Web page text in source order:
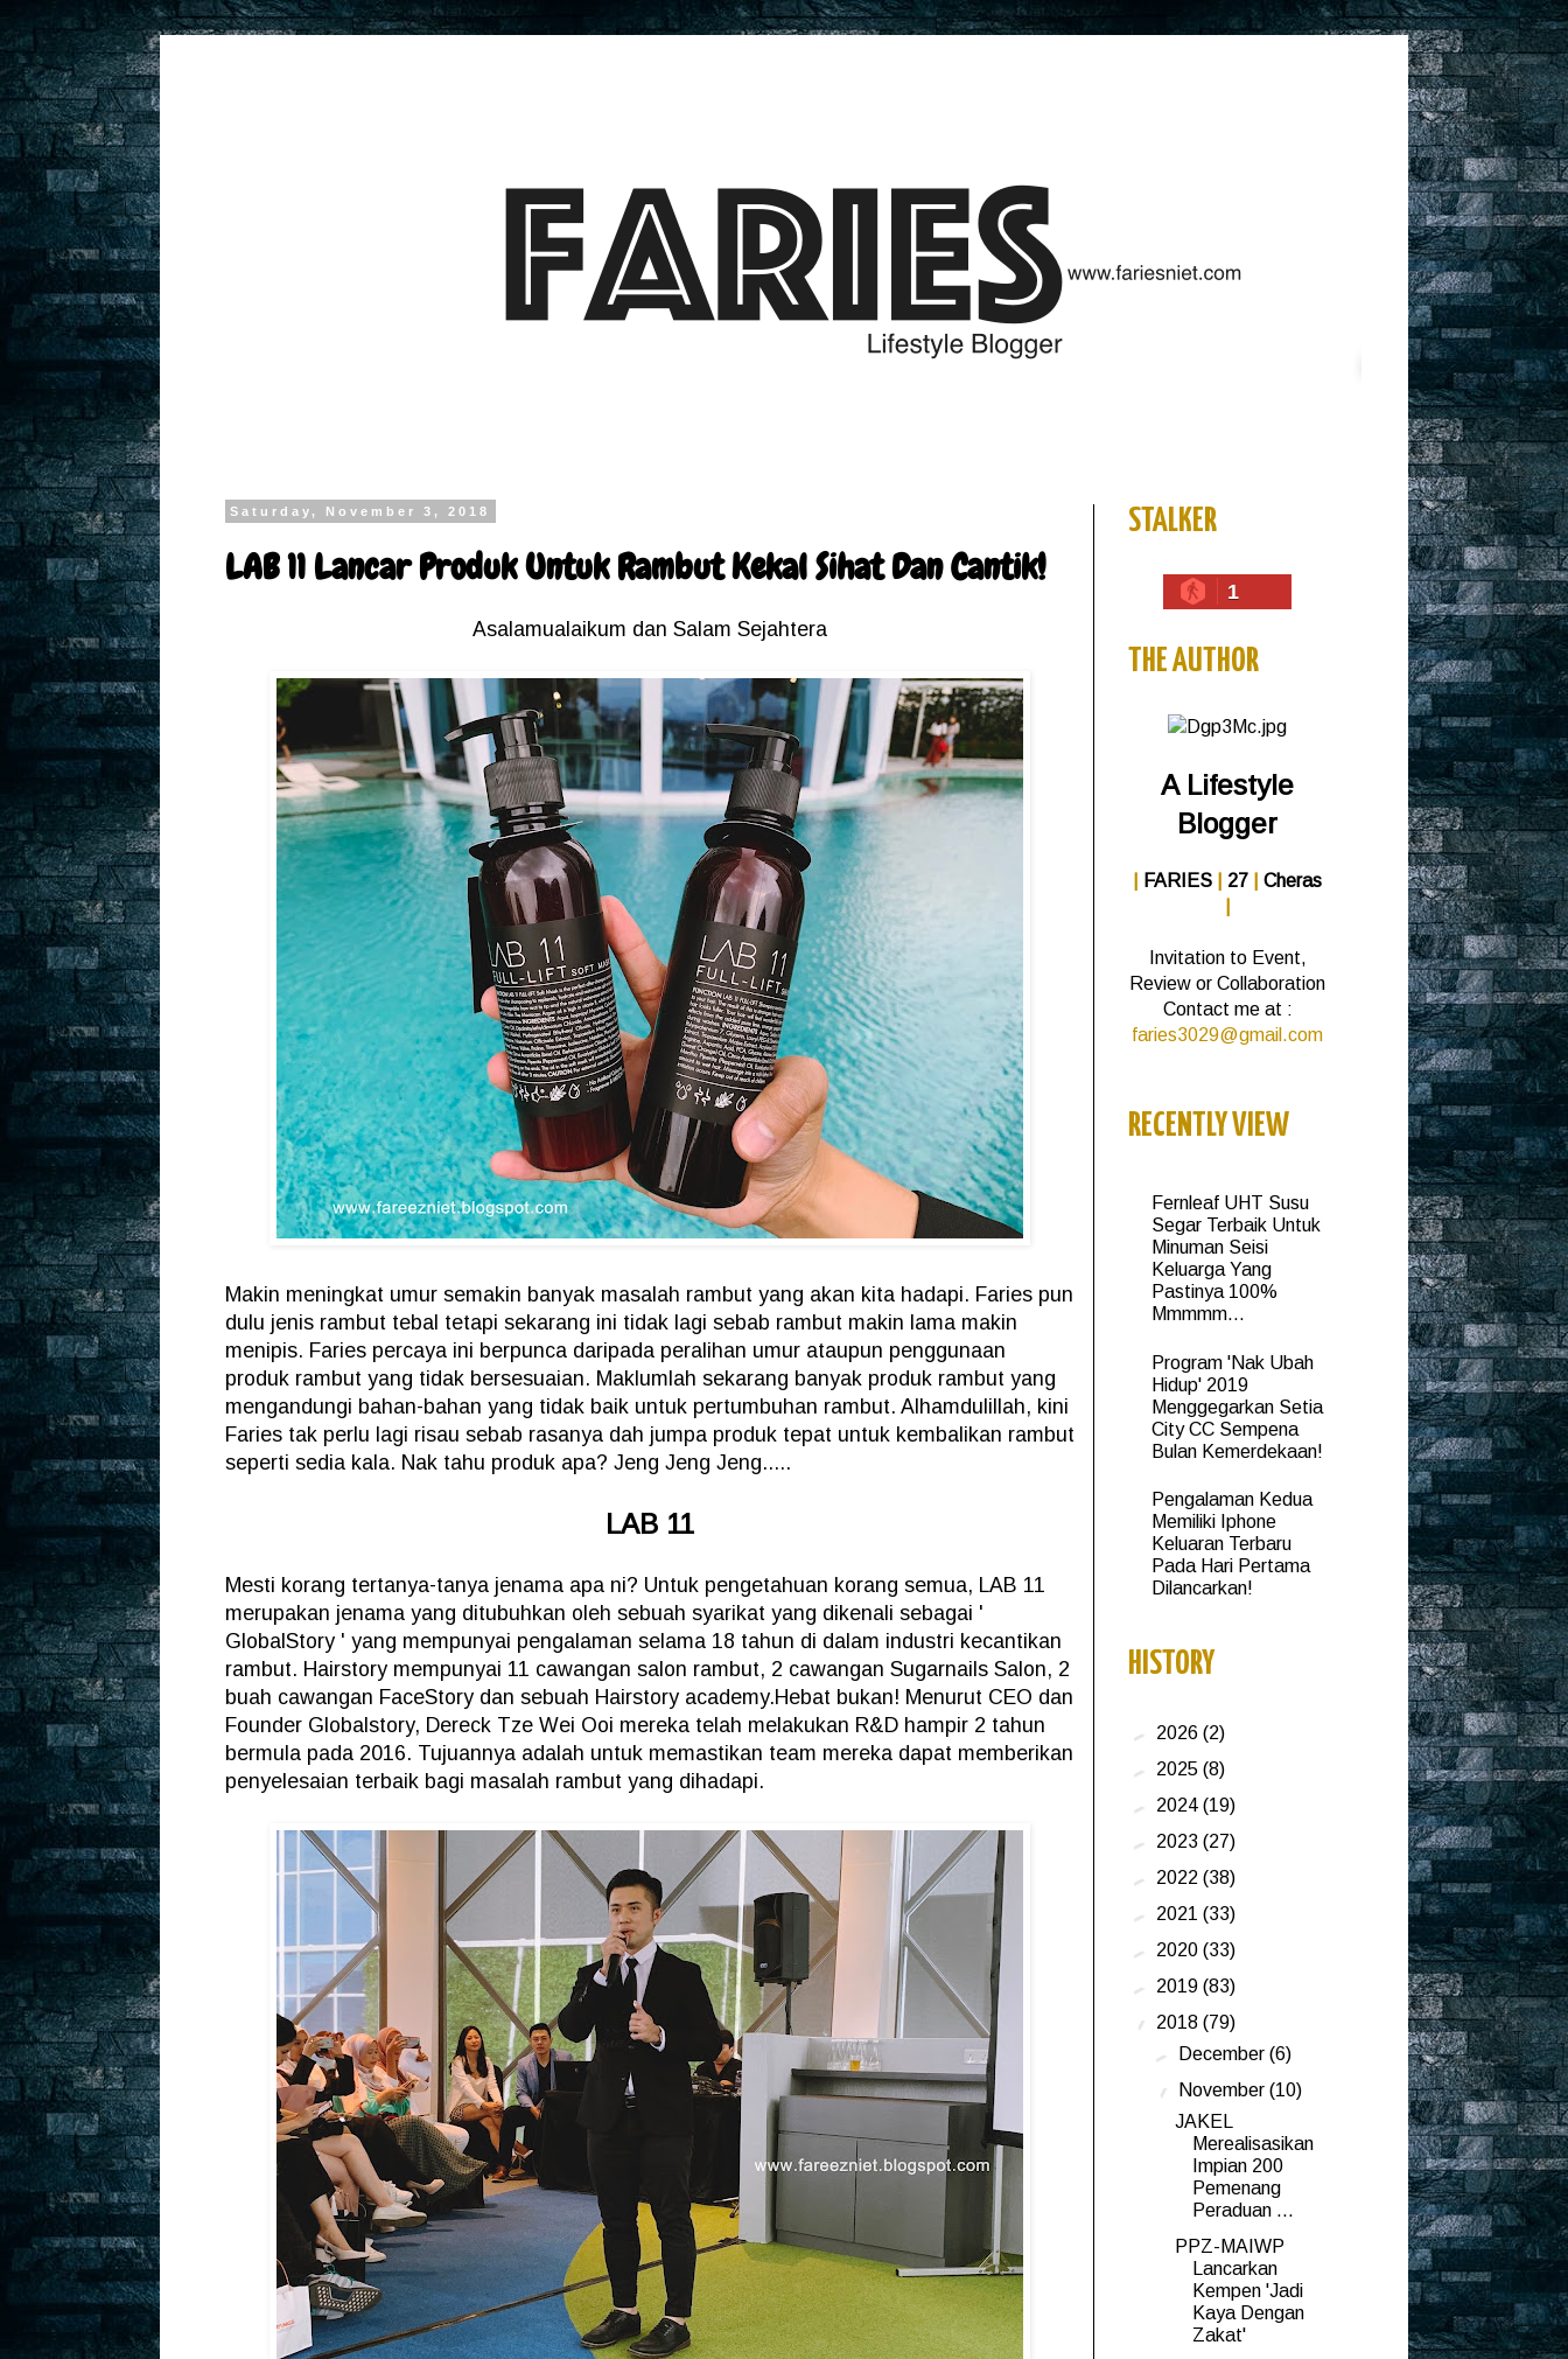
Saturday, November 3, 2018
LAB 11 Lancar Produk Untuk Rambut Kekal Sihat Dan Cantik!
Asalamualaikum dan Salam Sejahtera
Makin meningkat umur semakin banyak masalah rambut yang akan kita hadapi. Faries pun
dulu jenis rambut tebal tetapi sekarang ini tidak lagi sebab rambut makin lama makin
menipis. Faries percaya ini berpunca daripada peralihan umur ataupun penggunaan
produk rambut yang tidak bersesuaian. Maklumlah sekarang banyak produk rambut yang
mengandungi bahan-bahan yang tidak baik untuk pertumbuhan rambut. Alhamdulillah, kini
Faries tak perlu lagi risau sebab rasanya dah jumpa produk tepat untuk kembalikan rambut
seperti sedia kala. Nak tahu produk apa? Jeng Jeng Jeng.....
LAB 11
Mesti korang tertanya-tanya jenama apa ni? Untuk pengetahuan korang semua, LAB 11
merupakan jenama yang ditubuhkan oleh sebuah syarikat yang dikenali sebagai '
GlobalStory ' yang mempunyai pengalaman selama 18 tahun di dalam industri kecantikan
rambut. Hairstory mempunyai 11 cawangan salon rambut, 2 cawangan Sugarnails Salon, 2
buah cawangan FaceStory dan sebuah Hairstory academy.Hebat bukan! Menurut CEO dan
Founder Globalstory, Dereck Tze Wei Ooi mereka telah melakukan R&D hampir 2 tahun
bermula pada 2016. Tujuannya adalah untuk memastikan team mereka dapat memberikan
penyelesaian terbaik bagi masalah rambut yang dihadapi.
STALKER
1
THE AUTHOR
A Lifestyle
Blogger
FARIES 27
Cheras
Invitation to Event,
Review or Collaboration
Contact me at :
faries3029@gmail.com
RECENTLY VIEW
Fernleaf UHT Susu
Segar Terbaik Untuk
Minuman Seisi
Keluarga Yang
Pastinya 100%
Mmmmm...
Program 'Nak Ubah
Hidup' 2019
Menggegarkan Setia
City CC Sempena
Bulan Kemerdekaan!
Pengalaman Kedua
Memiliki Iphone
Keluaran Terbaru
Pada Hari Pertama
Dilancarkan!
HISTORY
► 2026 (2)
► 2025 (8)
► 2024 (19)
► 2023 (27)
► 2022 (38)
► 2021 (33)
► 2020 (33)
► 2019 (83)
▼ 2018 (79)
►
December(6)
▼
November(10)
JAKEL
Merealisasikan
Impian 200
Pemenang
Peraduan ...
PPZ-MAIWP
Lancarkan
Kempen 'Jadi
Kaya Dengan
Zakat'